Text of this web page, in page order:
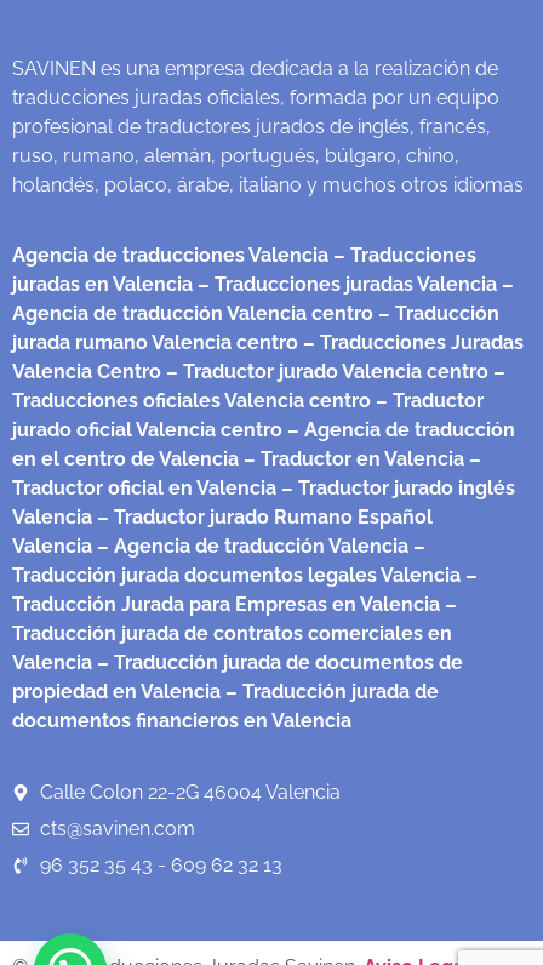
SAVINEN es una empresa dedicada a la realización de
traducciones juradas oficiales, formada por un equipo
profesional de traductores jurados de inglés, francés,
ruso, rumano, alemán, portugués, búlgaro, chino,
holandés, polaco, árabe, italiano y muchos otros idiomas
Agencia de traducciones Valencia – Traducciones
juradas en Valencia – Traducciones juradas Valencia –
Agencia de traducción Valencia centro – Traducción
jurada rumano Valencia centro – Traducciones Juradas
Valencia Centro – Traductor jurado Valencia centro –
Traducciones oficiales Valencia centro – Traductor
jurado oficial Valencia centro – Agencia de traducción
en el centro de Valencia – Traductor en Valencia –
Traductor oficial en Valencia – Traductor jurado inglés
Valencia – Traductor jurado Rumano Español
Valencia – Agencia de traducción Valencia –
Traducción jurada documentos legales Valencia –
Traducción Jurada para Empresas en Valencia –
Traducción jurada de contratos comerciales en
Valencia – Traducción jurada de documentos de
propiedad en Valencia – Traducción jurada de
documentos financieros en Valencia
Calle Colon 22-2G 46004 Valencia
cts@savinen.com
96 352 35 43 - 609 62 32 13